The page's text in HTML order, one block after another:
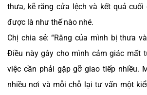
thưa, kẽ răng cửa lệch và kết quả cuối
được là như thế nào nhé.
Chị chia sẻ: “Răng của mình bị thưa
Điều này gây cho mình cảm giác mất
việc cần phải gặp gỡ giao tiếp nhiều.
nhiều nơi và mỗi chỗ lại tư vấn một